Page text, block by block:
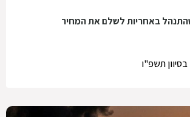
באחריות לשלם את המחיר
תשפ"ו